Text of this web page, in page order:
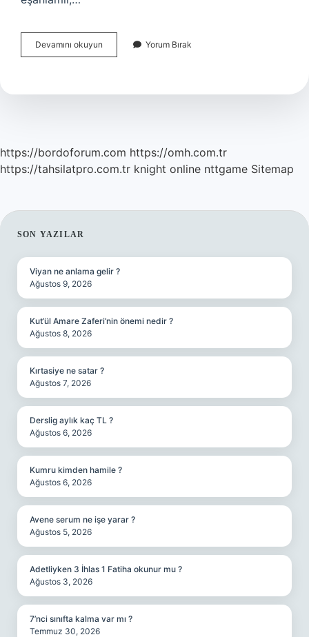
Devamını okuyun
Yerine
Yorum Bırak
https://bordoforum.com https://omh.com.tr
https://tahsilatpro.com.tr knight online nttgame Sitemap
SIDEBAR
SON YAZILAR
Viyan ne anlama gelir ?
Ağustos 9, 2026
Kut’ül Amare Zaferi’nin önemi nedir ?
Ağustos 8, 2026
Kırtasiye ne satar ?
Ağustos 7, 2026
Derslig aylık kaç TL ?
Ağustos 6, 2026
Kumru kimden hamile ?
Ağustos 6, 2026
Avene serum ne işe yarar ?
Ağustos 5, 2026
Adetliyken 3 İhlas 1 Fatiha okunur mu ?
Ağustos 3, 2026
7’nci sınıfta kalma var mı ?
Temmuz 30, 2026